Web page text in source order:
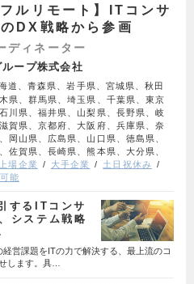
ルリモート】ITコンサ
DX戦略から参画
ディネーター
ープ株式会社
道、青森県、岩手県、宮城県、秋田
県、群馬県、埼玉県、千葉県、東京
川県、福井県、山梨県、長野県、岐
賀県、京都府、大阪府、兵庫県、奈
岡山県、広島県、山口県、徳島県、
佐賀県、長崎県、熊本県、大分県、
上場企業 大手企業
土日祝休み
能
するITコンサ
システム戦略
営課題をITの力で解決する、最上流のコ
します。具…